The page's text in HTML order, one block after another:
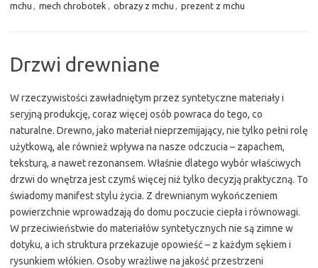
mchu , mech chrobotek , obrazy z mchu , prezent z mchu
Drzwi drewniane
W rzeczywistości zawładniętym przez syntetyczne materiały i
seryjną produkcję, coraz więcej osób powraca do tego, co
naturalne. Drewno, jako materiał nieprzemijający, nie tylko pełni rolę
użytkową, ale również wpływa na nasze odczucia – zapachem,
teksturą, a nawet rezonansem. Właśnie dlatego wybór właściwych
drzwi do wnętrza jest czymś więcej niż tylko decyzją praktyczną. To
świadomy manifest stylu życia. Z drewnianym wykończeniem
powierzchnie wprowadzają do domu poczucie ciepła i równowagi.
W przeciwieństwie do materiałów syntetycznych nie są zimne w
dotyku, a ich struktura przekazuje opowieść – z każdym sękiem i
rysunkiem włókien. Osoby wrażliwe na jakość przestrzeni